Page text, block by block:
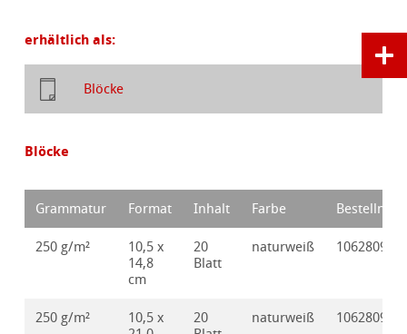
erhältlich als:
Blöcke
Blöcke
Grammatur Format Inhalt Farbe Bestellnr.
250 g/m²
10,5 x
14,8
cm
20
Blatt
naturweiß 10628090
250 g/m²
10,5 x
20
naturweiß 10628091